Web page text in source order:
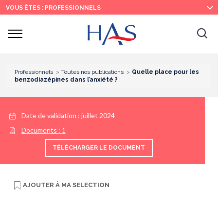
Recherche
Menu
principal
Contenu
principal
VOUS ÊTES : PROFESSIONNELS
Ouvrir
Professionnels Toutes nos publications
Quelle place pour les
benzodiazépines dans l’anxiété ?
Date de validation : juillet 2024
Documents : 1
TÉLÉCHARGER LE DOCUMENT
AJOUTER À MA SELECTION